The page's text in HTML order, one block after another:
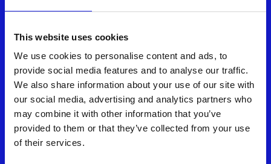
This website uses cookies
We use cookies to personalise content and ads, to
provide social media features and to analyse our traffic.
We also share information about your use of our site with
our social media, advertising and analytics partners who
may combine it with other information that you’ve
provided to them or that they’ve collected from your use
of their services.
Fiven cede Allos e rafforza la
strategia AI first puntando
all’espansione estera e a nuove
acquisizioni verticali
August 7, 2025